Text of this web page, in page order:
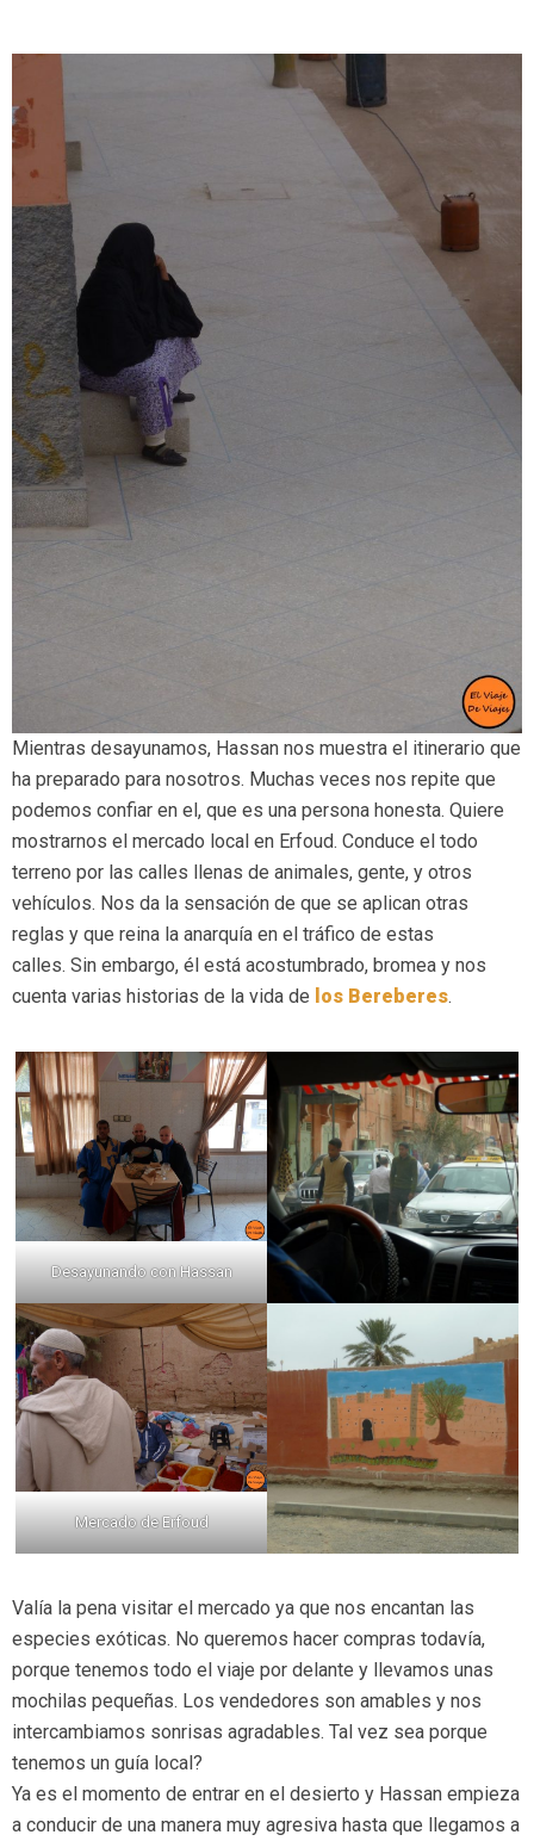
Mientras desayunamos, Hassan nos muestra el itinerario que
ha preparado para nosotros. Muchas veces nos repite que
podemos confiar en el, que es una persona honesta. Quiere
mostrarnos el mercado local en Erfoud. Conduce el todo
terreno por las calles llenas de animales, gente, y otros
vehículos. Nos da la sensación de que se aplican otras
reglas y que reina la anarquía en el tráfico de estas
calles. Sin embargo, él está acostumbrado, bromea y nos
cuenta varias historias de la vida de los Bereberes.
Desayunando con Hassan
Mercado de Erfoud
Valía la pena visitar el mercado ya que nos encantan las
especies exóticas. No queremos hacer compras todavía,
porque tenemos todo el viaje por delante y llevamos unas
mochilas pequeñas. Los vendedores son amables y nos
intercambiamos sonrisas agradables. Tal vez sea porque
tenemos un guía local?
Ya es el momento de entrar en el desierto y Hassan empieza
a conducir de una manera muy agresiva hasta que llegamos a